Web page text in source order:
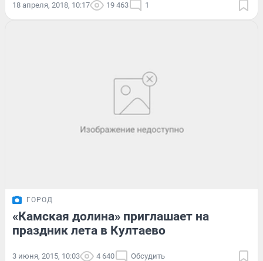
18 апреля, 2018, 10:17 19 463 1
ГОРОД
«Камская долина» приглашает на
праздник лета в Култаево
3 июня, 2015, 10:03 4 640 Обсудить